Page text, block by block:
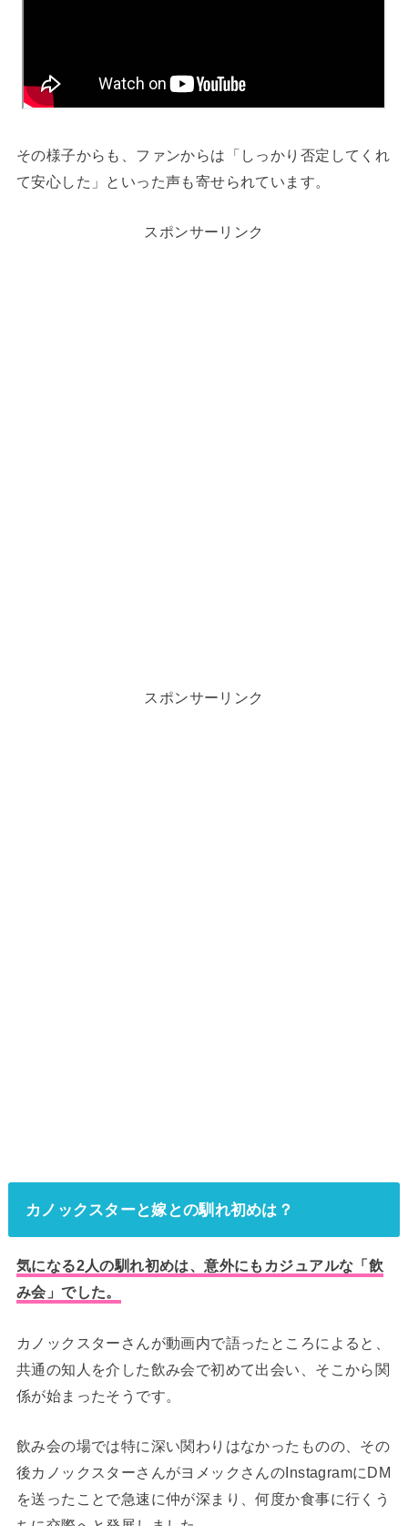
その様子からも、ファンからは「しっかり否定してくれ
て安心した」といった声も寄せられています。
スポンサーリンク
スポンサーリンク
カノックスターと嫁との馴れ初めは？
気になる2人の馴れ初めは、意外にもカジュアルな「飲
み会」でした。
カノックスターさんが動画内で語ったところによると、
共通の知人を介した飲み会で初めて出会い、そこから関
係が始まったそうです。
飲み会の場では特に深い関わりはなかったものの、その
後カノックスターさんがヨメックさんのInstagramにDM
を送ったことで急速に仲が深まり、何度か食事に行くう